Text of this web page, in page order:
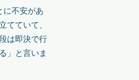
に不安があ
てていて、
は即決で行
」と言いま